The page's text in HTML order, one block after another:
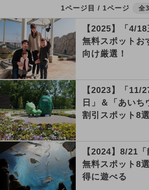
1ページ目 / 1ページ 全
【2025】「4/
無料スポット
向け厳選！
【2023】「11/
日」＆「あいち
割引スポット8選
【2024】8/21
無料スポット8
得に遊べる